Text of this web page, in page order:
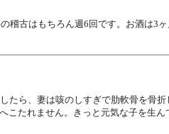
稽古はもちろん週6回です。お酒は3
ら、妻は咳のしすぎで肋軟骨を骨
たれません。きっと元気な子を生